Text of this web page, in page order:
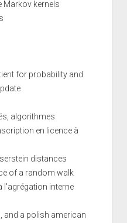
Markov kernels
for probability and
algorithmes
en licence à
distances
of a random walk
l'agrégation interne
and a polish american